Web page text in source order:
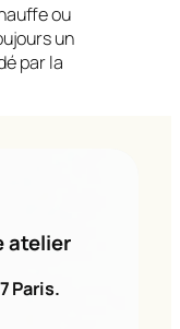
ou
un
par la
atelier
Paris.